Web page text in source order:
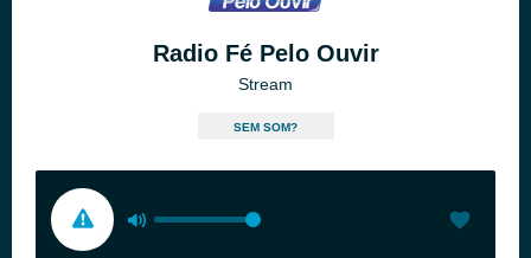
Radio Fé Pelo Ouvir
Stream
SEM SOM?